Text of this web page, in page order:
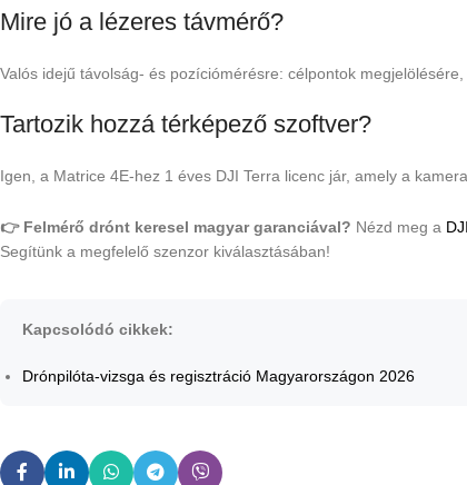
Mire jó a lézeres távmérő?
Valós idejű távolság- és pozíciómérésre: célpontok
Tartozik hozzá térképező szoftver?
Igen, a Matrice 4E-hez 1 éves DJI Terra licenc jár, amely a
👉 Felmérő drónt keresel magyar garanciával? Nézd meg a
Segítünk a megfelelő szenzor kiválasztásában!
Kapcsolódó cikkek:
Drónpilóta-vizsga és regisztráció Magyarországon 2026